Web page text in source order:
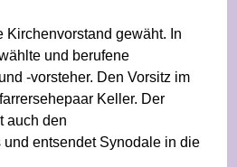
Kirchenvorstand gewäht. In
und berufene
-vorsteher. Den Vorsitz im
Keller. Der
auch den
entsendet Synodale in die